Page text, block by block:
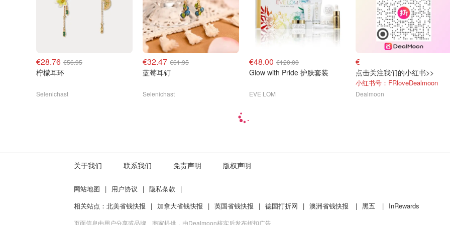
€28.76 €56.95
柠檬耳环
Selenichast
€32.47 €61.95
蓝莓耳钉
Selenichast
€48.00 €120.00
Glow with Pride 护肤套装
EVE LOM
€
点击关注我们的小红书>>
小红书号：FRloveDealmoon
Dealmoon
关于我们 联系我们 免责声明 版权声明
网站地图 | 用户协议 | 隐私条款
|
相关站点： 北美省钱快报 | 加拿大省钱快报 | 英国省钱快报 | 德国打折网 | 澳洲省钱快报 | 黑五 | InRewards
页面信息由用户分享或品牌、商家提供，由Dealmoon核实后发布折扣广告